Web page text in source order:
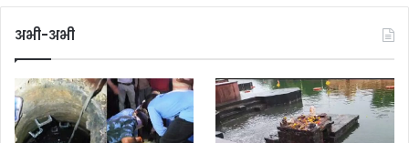
अभी-अभी